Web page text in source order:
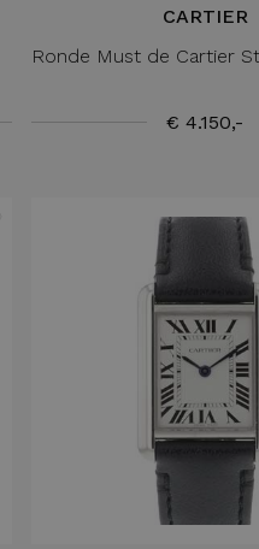
CARTIER
Ronde Must de Cartier
€ 4.150,-